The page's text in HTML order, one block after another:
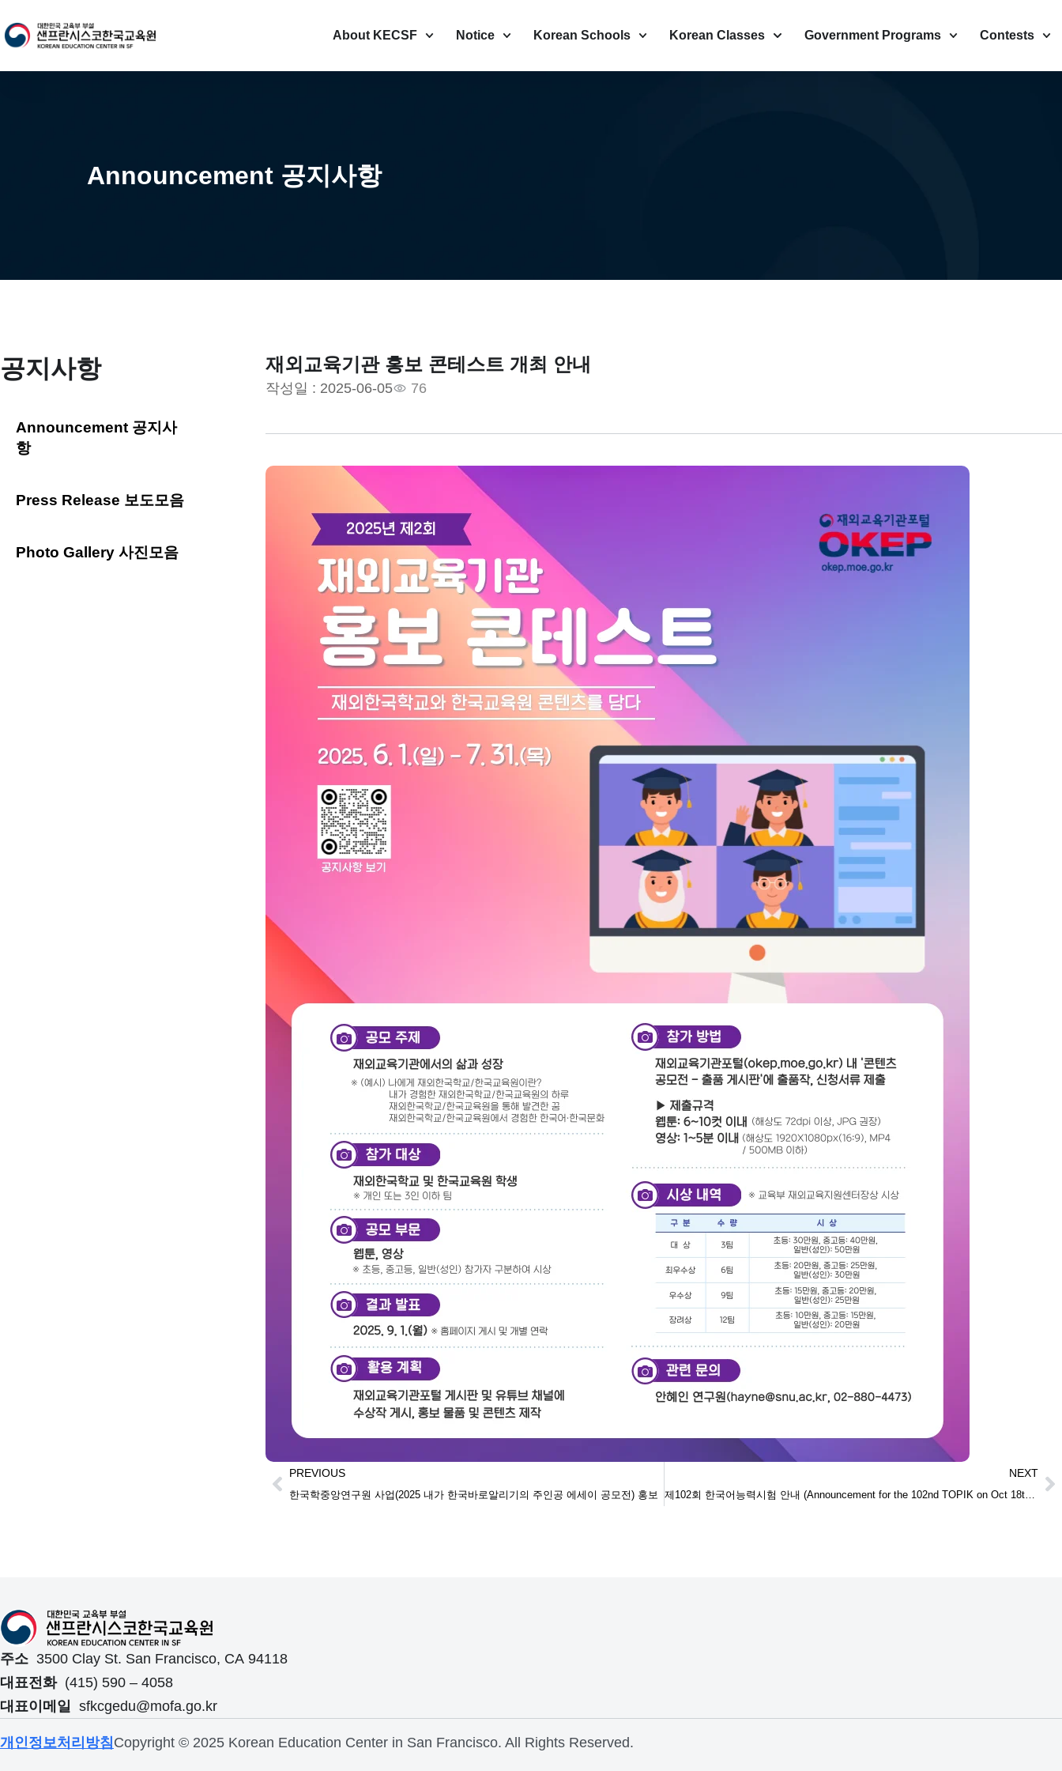
About KECSF Notice Korean Schools Korean Classes Government Programs Contests
Announcement 공지사항
공지사항
Announcement 공지사
항
Press Release 보도모음
Photo Gallery 사진모음
재외교육기관 홍보 콘테스트 개최 안내
작성일 : 2025-06-05 76
PREVIOUS
한국학중앙연구원 사업(2025 내가 한국바로알리기의 주인공 에세이 공모전) 홍보
NEXT
제102회 한국어능력시험 안내 (Announcement for the 102nd TOPIK on Oct 18th 2025)
주소 3500 Clay St. San Francisco, CA 94118
대표전화(415) 590 – 4058
대표이메일
sfkcgedu@mofa.go.kr
개인정보처리방침Copyright © 2025 Korean Education Center in San Francisco. All Rights Reserved.